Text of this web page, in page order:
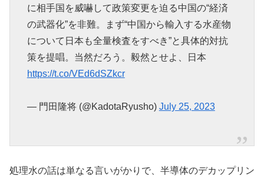
に相手国を威嚇して政策変更を迫る中国の“経済
の武器化”を非難。まず“中国から輸入する水産物
について日本も全量検査をすべき”と具体的対抗
策を提唱。当然だろう。毅然とせよ、日本
https://t.co/VEd6dSZkcr
— 門田隆将 (@KadotaRyusho) July 25, 2023
処理水の話は単なる言いがかりで、半導体のデカップリン